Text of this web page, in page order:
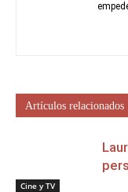
Artículos relacionados
Cine y TV